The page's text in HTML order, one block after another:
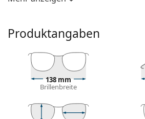
Mit der virtuellen Anprobefunktion
können Sie herausfinden, wie Sie
Sonnenbrille aussehen.
Brillenfassung
Die schwarze Farbe des
hellbraunem oder schwarzem
Produktangaben
138 mm
Brillenbreite